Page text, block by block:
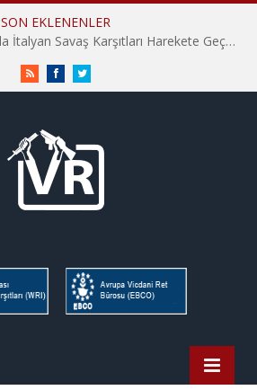
SON EKLENENLER
Hiroşima’nın 81. Yılında İtalyan Savaş Karşıtları Harekete Geçti: “Hatırlamak yeterli değil”
RSS FacebookTwitter